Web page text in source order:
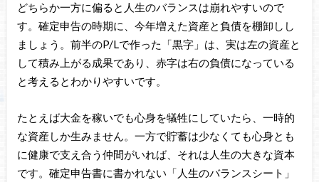
どちらか一方に偏ると人生のバランスは崩れやすいので
す。確定申告の時期に、今年増えた資産と負債を棚卸しし
ましょう。前半のP/Lで作った「黒字」は、実は左の資産と
して積み上がる成果であり、赤字は右の負債になっている
と考えるとわかりやすいです。
たとえば大金を稼いでも心身を犠牲にしていたら、一時的
な資産しか生みません。一方で貯蓄は少なくても心身とも
に健康で支え合う仲間がいれば、それは人生の大きな資本
です。確定申告書に書かれない「人生のバランスシート」